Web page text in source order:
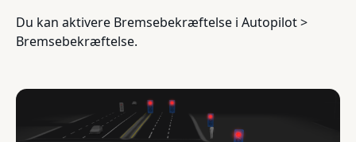
Du kan aktivere Bremsebekræftelse i Autopilot >
Bremsebekræftelse.